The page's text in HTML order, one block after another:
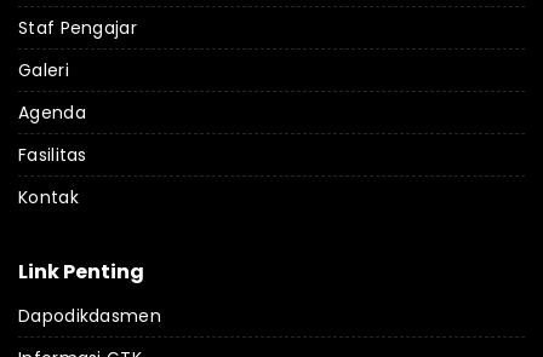
Staf Pengajar
Galeri
Agenda
Fasilitas
Kontak
Link Penting
Dapodikdasmen